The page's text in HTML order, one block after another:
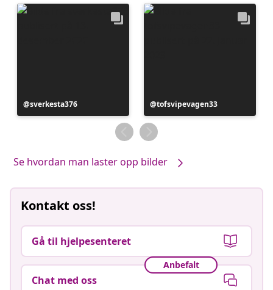
Innlegg
publisert
sverkesta376
Innlegg
publisert
av
tofsvipevagen33
Se hvordan man laster opp bilder
Kontakt oss!
Gå til hjelpesenteret
Anbefalt
Chat med oss